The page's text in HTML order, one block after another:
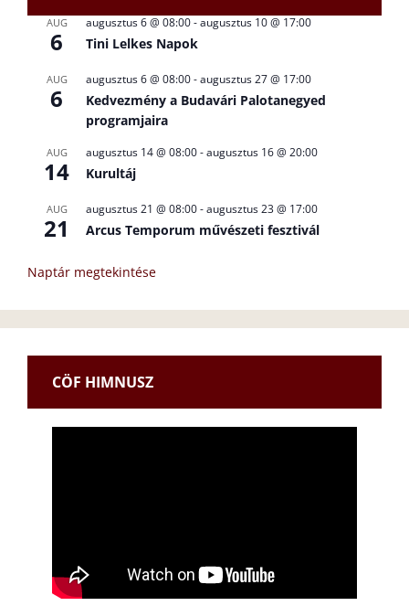
AUG
6
augusztus 6 @ 08:00-augusztus 10 @ 17:00
Tini Lelkes Napok
AUG
6
augusztus 6 @ 08:00-augusztus 27 @ 17:00
Kedvezmény a Budavári Palotanegyed
programjaira
AUG
14
augusztus 14 @ 08:00-augusztus 16 @ 20:00
Kurultáj
AUG
21
augusztus 21 @ 08:00-augusztus 23 @ 17:00
Arcus Temporum művészeti fesztivál
Naptár megtekintése
CÖF HIMNUSZ